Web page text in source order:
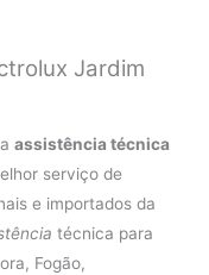
Jardim
aassistência técnica
serviço de
e importados da
técnica para
Fogão,